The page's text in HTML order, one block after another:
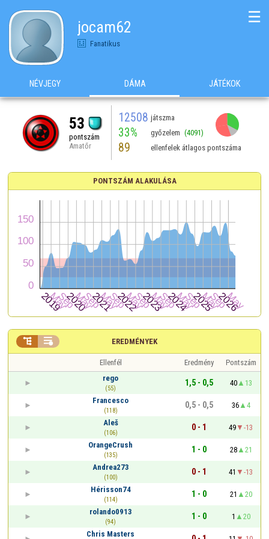
jocam62
Fanatikus
☰
NÉVJEGY DÁMA JÁTÉKOK
53
pontszám
Amatőr
12508 játszma
33% győzelem (4091)
89 ellenfelek átlagos pontszáma
PONTSZÁM ALAKULÁSA
EREDMÉNYEK
 
Ellenfél Eredmény
Pontszám
rego
(55)
1,5 - 0,5 40
13
Francesco
(118)
0,5 - 0,5 36
4
Aleš
(106)
0 - 1 49
-13
OrangeCrush
(135)
1 - 0 28
21
Andrea273
(100)
0 - 1 41
-13
Hérisson74
(114)
1 - 0 21
20
rolando0913
(94)
1 - 0 1
20
Chris Masters